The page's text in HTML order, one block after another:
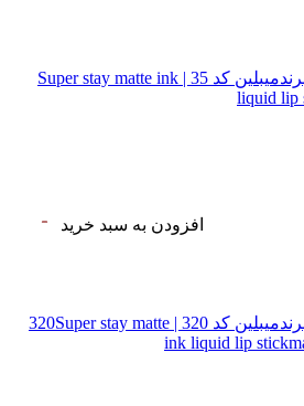
رژ مایع مات سوپر استی‌ برندمیبلین کد 35 | Super stay matte ink
liquid lip
افزودن به سبد خرید
رژ مایع مات سوپر استی‌ برندمیبلین کد 320 | 320Super stay matte
ink liquid lip